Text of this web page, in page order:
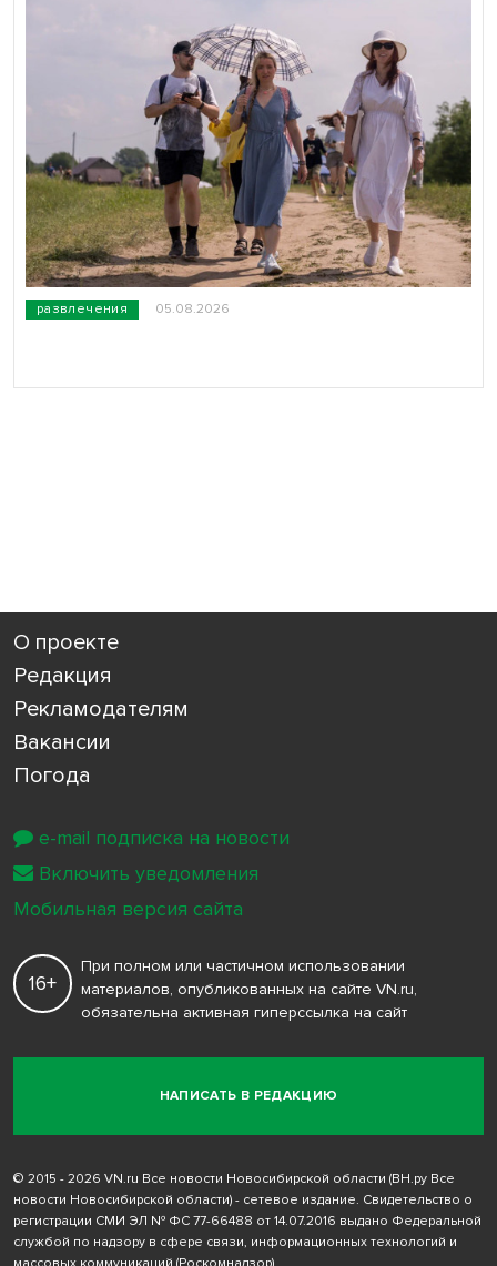
развлечения 05.08.2026
О проекте
Редакция
Рекламодателям
Вакансии
Погода
НАПИСАТЬ В РЕДАКЦИЮ
16+
При полном или частичном использовании
материалов, опубликованных на сайте VN.ru,
обязательна активная гиперссылка на сайт
© 2015 - 2026 VN.ru Все новости Новосибирской области (ВН.ру Все
новости Новосибирской области) - сетевое издание. Свидетельство о
регистрации СМИ ЭЛ № ФС 77-66488 от 14.07.2016 выдано Федеральной
службой по надзору в сфере связи, информационных технологий и
e-mail подписка на новости
Включить уведомления
Мобильная версия сайта